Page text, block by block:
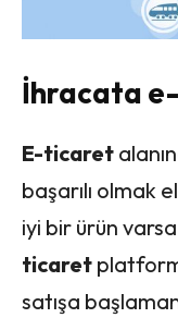
İhracata
E-ticaret
başarılı olmak
iyi bir ürün
ticaret
satışa